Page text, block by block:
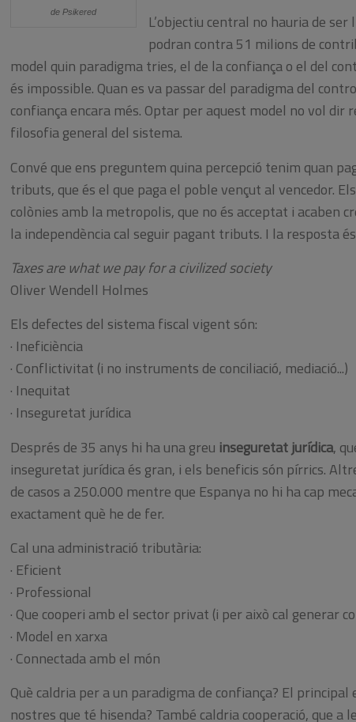
de Psikered
L’objectiu central no hauria de
podran contra 51 milions de
model quin paradigma tries, el de la confiança o el del
és impossible. Quan es va passar del paradigma del
confiança encara més. Optar per aquest model no vol
filosofia general del sistema.
Convé que ens preguntem quina percepció tenim quan
tributs, que és el que paga el poble vençut al vencedor.
colònies amb la metropolis, que no és acceptat i acaben
la independència cal seguir pagant tributs. I la resposta
Taxes are what we pay for a civilized society
Oliver Wendell Holmes
Els defectes del sistema fiscal vigent són:
· Ineficiència
· Conflictivitat (i no instruments de conciliació, mediació...)
· Inequitat
· Inseguretat jurídica
Després de 35 anys hi ha una greu inseguretat jurídica,
inseguretat jurídica és gran, i els beneficis són pírrics.
de casos a 250.000 mentre que Espanya no hi ha cap
exactament què he de fer.
Cal una administració tributària:
· Eficient
· Professional
· Que cooperi amb el sector privat (i per això cal generar
· Model en xarxa
· Connectada amb el món
Què caldria per a un paradigma de confiança? El
nostres que té hisenda? També caldria cooperació, que